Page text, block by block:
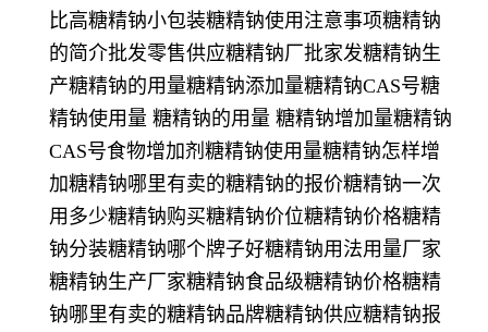
比高糖精钠小包装糖精钠使用注意事项糖精钠
的简介批发零售供应糖精钠厂批家发糖精钠生
产糖精钠的用量糖精钠添加量糖精钠CAS号糖
精钠使用量 糖精钠的用量 糖精钠增加量糖精钠
CAS号食物增加剂糖精钠使用量糖精钠怎样增
加糖精钠哪里有卖的糖精钠的报价糖精钠一次
用多少糖精钠购买糖精钠价位糖精钠价格糖精
钠分装糖精钠哪个牌子好糖精钠用法用量厂家
糖精钠生产厂家糖精钠食品级糖精钠价格糖精
钠哪里有卖的糖精钠品牌糖精钠供应糖精钠报